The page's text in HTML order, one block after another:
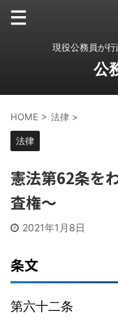
現役公務員が
公
HOME > 法律 >
法律
憲法第62条を
査権〜
2021年1月8日
条文
第六十二条